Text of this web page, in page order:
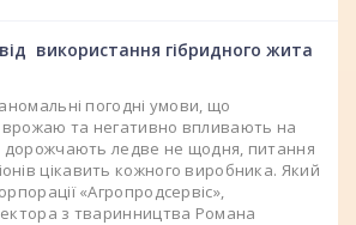
використання гібридного жита
погодні умови, що
та негативно впливають на
дорожчають ледве не щодня, питання
цікавить кожного виробника. Який
«Агропродсервіс»,
з тваринництва Романа